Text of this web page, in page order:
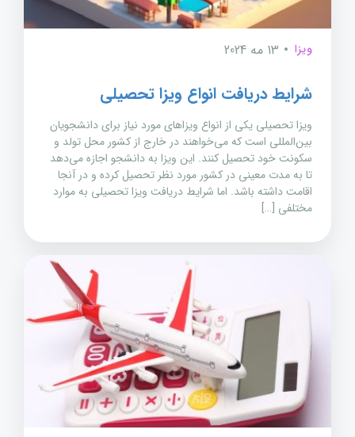
ویزا 13 مه 2024
شرایط دریافت انواع ویزا تحصیلی
ویزا تحصیلی یکی از انواع ویزاهای مورد نیاز برای دانشجویان
بین‌المللی است که می‌خواهند در خارج از کشور محل تولد و
سکونت خود تحصیل کنند. این ویزا به دانشجو اجازه می‌دهد
تا به مدت معینی در کشور مورد نظر تحصیل کرده و در آنجا
اقامت داشته باشد. اما شرایط دریافت ویزا تحصیلی به موارد
مختلفی […]